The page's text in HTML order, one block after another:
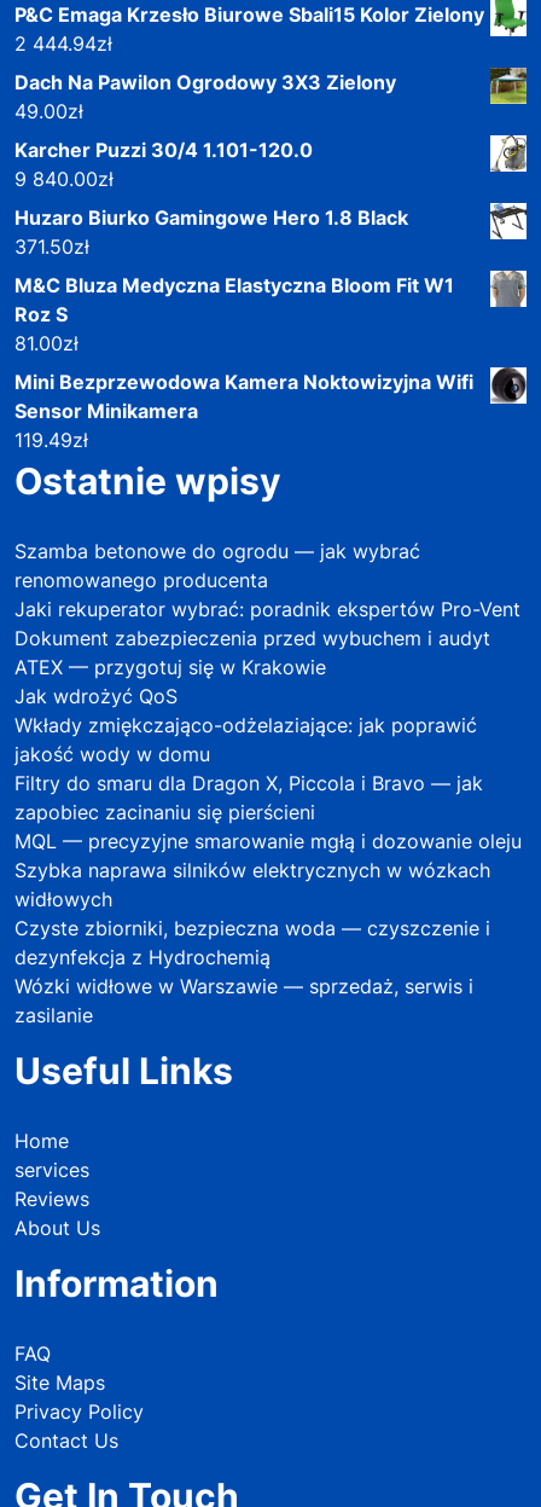
P&C Emaga Krzesło Biurowe Sbali15 Kolor Zielony
2 444.94zł
Dach Na Pawilon Ogrodowy 3X3 Zielony
49.00zł
Karcher Puzzi 30/4 1.101-120.0
9 840.00zł
Huzaro Biurko Gamingowe Hero 1.8 Black
371.50zł
M&C Bluza Medyczna Elastyczna Bloom Fit W1
Roz S
81.00zł
Mini Bezprzewodowa Kamera Noktowizyjna Wifi
Sensor Minikamera
119.49zł
Ostatnie wpisy
Szamba betonowe do ogrodu — jak wybrać
renomowanego producenta
Jaki rekuperator wybrać: poradnik ekspertów Pro-Vent
Dokument zabezpieczenia przed wybuchem i audyt
ATEX — przygotuj się w Krakowie
Jak wdrożyć QoS
Wkłady zmiękczająco-odżelaziające: jak poprawić
jakość wody w domu
Filtry do smaru dla Dragon X, Piccola i Bravo — jak
zapobiec zacinaniu się pierścieni
MQL — precyzyjne smarowanie mgłą i dozowanie oleju
Szybka naprawa silników elektrycznych w wózkach
widłowych
Czyste zbiorniki, bezpieczna woda — czyszczenie i
dezynfekcja z Hydrochemią
Wózki widłowe w Warszawie — sprzedaż, serwis i
zasilanie
Useful Links
Home
services
Reviews
About Us
Information
FAQ
Site Maps
Privacy Policy
Contact Us
Get In Touch